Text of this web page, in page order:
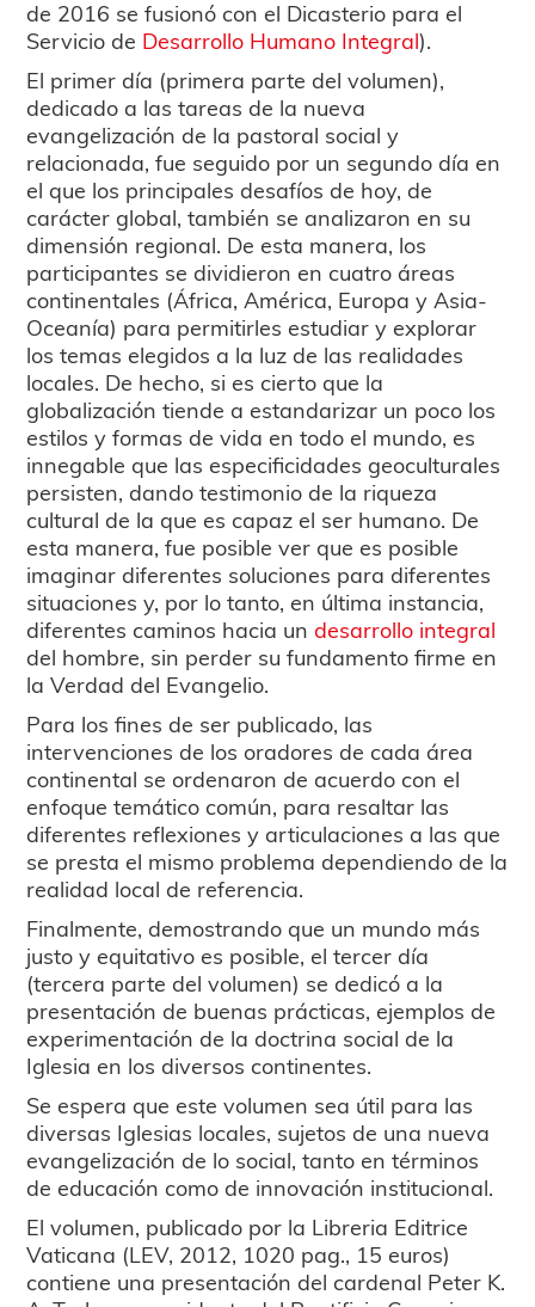
de 2016 se fusionó con el Dicasterio para el
Servicio de Desarrollo Humano Integral).
El primer día (primera parte del volumen),
dedicado a las tareas de la nueva
evangelización de la pastoral social y
relacionada, fue seguido por un segundo día en
el que los principales desafíos de hoy, de
carácter global, también se analizaron en su
dimensión regional. De esta manera, los
participantes se dividieron en cuatro áreas
continentales (África, América, Europa y Asia-
Oceanía) para permitirles estudiar y explorar
los temas elegidos a la luz de las realidades
locales. De hecho, si es cierto que la
globalización tiende a estandarizar un poco los
estilos y formas de vida en todo el mundo, es
innegable que las especificidades geoculturales
persisten, dando testimonio de la riqueza
cultural de la que es capaz el ser humano. De
esta manera, fue posible ver que es posible
imaginar diferentes soluciones para diferentes
situaciones y, por lo tanto, en última instancia,
diferentes caminos hacia undesarrollo integral
del hombre, sin perder su fundamento firme en
la Verdad del Evangelio.
Para los fines de ser publicado, las
intervenciones de los oradores de cada área
continental se ordenaron de acuerdo con el
enfoque temático común, para resaltar las
diferentes reflexiones y articulaciones a las que
se presta el mismo problema dependiendo de la
realidad local de referencia.
Finalmente, demostrando que un mundo más
justo y equitativo es posible, el tercer día
(tercera parte del volumen) se dedicó a la
presentación de buenas prácticas, ejemplos de
experimentación de la doctrina social de la
Iglesia en los diversos continentes.
Se espera que este volumen sea útil para las
diversas Iglesias locales, sujetos de una nueva
evangelización de lo social, tanto en términos
de educación como de innovación institucional.
El volumen, publicado por la Libreria Editrice
Vaticana (LEV, 2012, 1020 pag., 15 euros)
contiene una presentación del cardenal Peter K.